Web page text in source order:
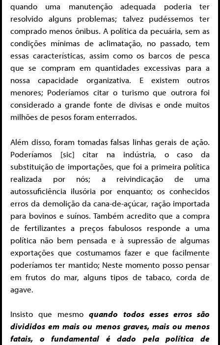
quando uma manutenção adequada poderia ter
resolvido alguns problemas; talvez pudéssemos ter
comprado menos ônibus. A política da pecuária, sem as
condições mínimas de aclimatação, no passado, tem
essas características, assim como os barcos de pesca
que se compram em quantidades excessivas para a
nossa capacidade organizativa. E existem outros
menores; Poderíamos citar o turismo que outrora foi
considerado a grande fonte de divisas e onde muitos
milhões de pesos foram enterrados.
Além disso, foram tomadas falsas linhas gerais de ação.
Poderíamos [sic] citar na indústria, o caso da
substituição de importações, que foi a primeira política
realizada por nós; a reivindicação de uma
autossuficiência ilusória por enquanto; os conhecidos
erros da demolição da cana-de-açúcar, ração importada
para bovinos e suínos. Também acredito que a compra
de fertilizantes a preços fabulosos responde a uma
política não bem pensada e à supressão de algumas
exportações que costumamos fazer e que facilmente
poderíamos ter mantido; Neste momento posso pensar
em frutos do mar, alguns tipos de tabaco, corda de
agave.
Insisto que mesmoquando todos esses erros são
divididos em mais ou menos graves, mais ou menos
fatais, o fundamental é dado pela política de